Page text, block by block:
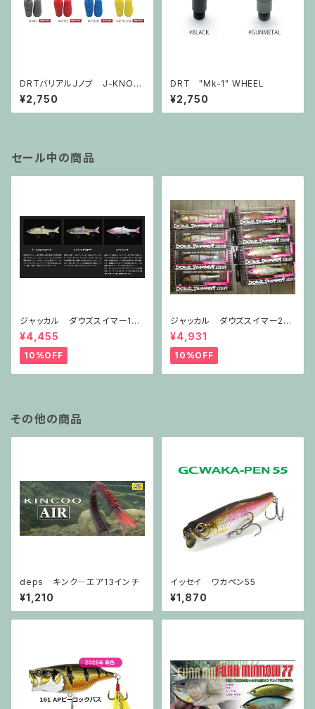
DRTバリアルＪノブ J-KNOB
SLIM
¥2,750
DRT "Mk-1" WHEEL
¥2,750
セール中の商品
ジャッカル ダウズスイマー180
SF
¥4,455
10%OFF
ジャッカル ダウズスイマー220
SF
¥4,931
10%OFF
その他の商品
deps キンク―エア13インチ
¥1,210
イッセイ ワカペン55
¥1,870